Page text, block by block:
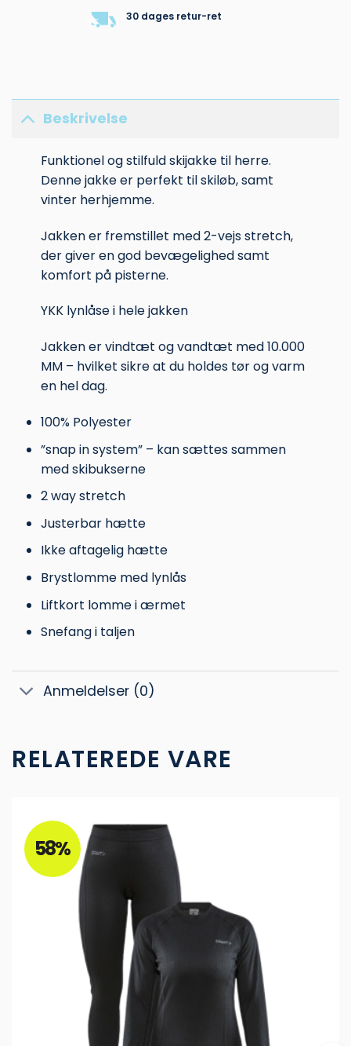
30 dages retur-ret
Beskrivelse
Funktionel og stilfuld skijakke til herre.
Denne jakke er perfekt til skiløb, samt
vinter herhjemme.
Jakken er fremstillet med 2-vejs stretch,
der giver en god bevægelighed samt
komfort på pisterne.
YKK lynlåse i hele jakken
Jakken er vindtæt og vandtæt med 10.000
MM – hvilket sikre at du holdes tør og varm
en hel dag.
100% Polyester
”snap in system” – kan sættes sammen
med skibukserne
2 way stretch
Justerbar hætte
Ikke aftagelig hætte
Brystlomme med lynlås
Liftkort lomme i ærmet
Snefang i taljen
Anmeldelser (0)
RELATEREDE VARE
58%